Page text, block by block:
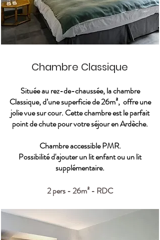
Chambre Classique
Située au rez-de-chaussée, la chambre
Classique, d’une superficie de 26m², offre une
jolie vue sur cour. Cette chambre est le parfait
point de chute pour votre séjour en Ardèche.
Chambre accessible PMR.
Possibilité d'ajouter un lit enfant ou un lit
supplémentaire.
2 pers - 26m² - RDC